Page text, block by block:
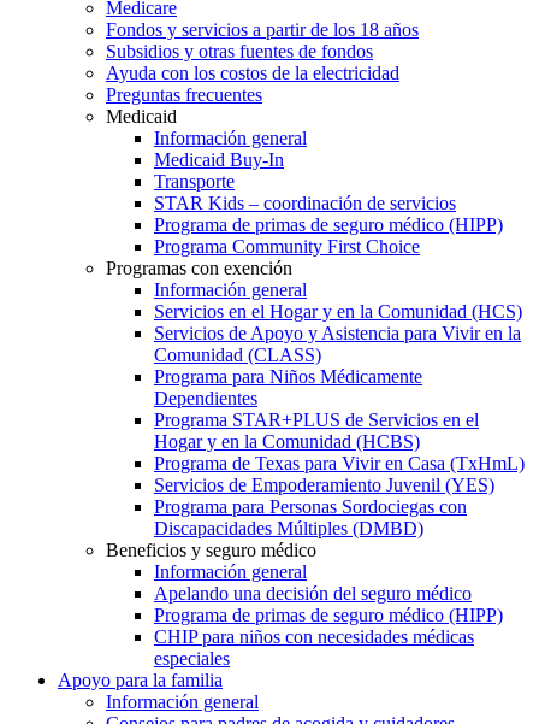
Medicare
Fondos y servicios a partir de los 18 años
Subsidios y otras fuentes de fondos
Ayuda con los costos de la electricidad
Preguntas frecuentes
Medicaid
Información general
Medicaid Buy-In
Transporte
STAR Kids – coordinación de servicios
Programa de primas de seguro médico (HIPP)
Programa Community First Choice
Programas con exención
Información general
Servicios en el Hogar y en la Comunidad (HCS)
Servicios de Apoyo y Asistencia para Vivir en la
Comunidad (CLASS)
Programa para Niños Médicamente
Dependientes
Programa STAR+PLUS de Servicios en el
Hogar y en la Comunidad (HCBS)
Programa de Texas para Vivir en Casa (TxHmL)
Servicios de Empoderamiento Juvenil (YES)
Programa para Personas Sordociegas con
Discapacidades Múltiples (DMBD)
Beneficios y seguro médico
Información general
Apelando una decisión del seguro médico
Programa de primas de seguro médico (HIPP)
CHIP para niños con necesidades médicas
especiales
Apoyo para la familia
Información general